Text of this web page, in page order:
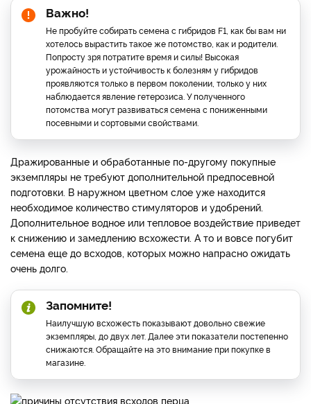
Важно!
Не пробуйте собирать семена с гибридов F1, как бы вам ни
хотелось вырастить такое же потомство, как и родители.
Попросту зря потратите время и силы! Высокая
урожайность и устойчивость к болезням у гибридов
проявляются только в первом поколении, только у них
наблюдается явление гетерозиса. У полученного
потомства могут развиваться семена с пониженными
посевными и сортовыми свойствами.
Дражированные и обработанные по-другому покупные
экземпляры не требуют дополнительной предпосевной
подготовки. В наружном цветном слое уже находится
необходимое количество стимуляторов и удобрений.
Дополнительное водное или тепловое воздействие приведет
к снижению и замедлению всхожести. А то и вовсе погубит
семена еще до всходов, которых можно напрасно ожидать
очень долго.
Запомните!
Наилучшую всхожесть показывают довольно свежие
экземпляры, до двух лет. Далее эти показатели постепенно
снижаются. Обращайте на это внимание при покупке в
магазине.